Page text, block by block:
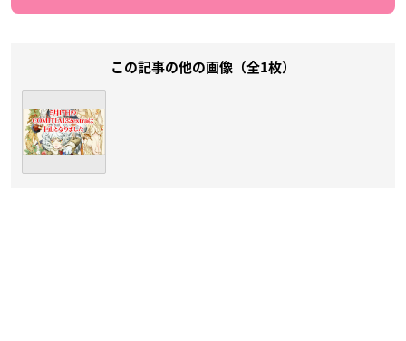
この記事の他の画像（全1枚）